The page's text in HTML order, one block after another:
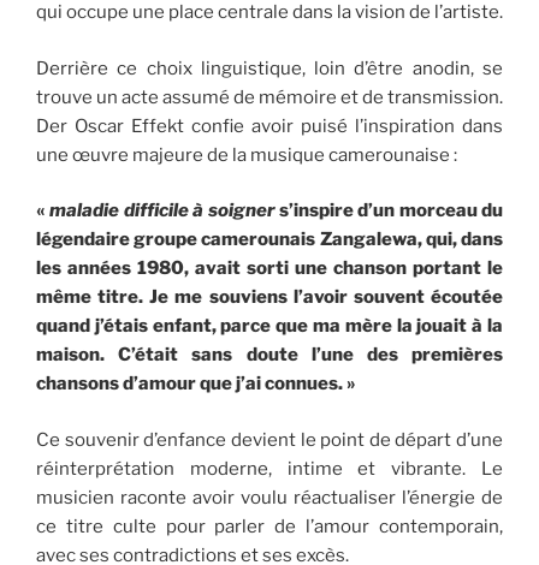
qui occupe une place centrale dans la vision de l’artiste.
Derrière ce choix linguistique, loin d’être anodin, se
trouve un acte assumé de mémoire et de transmission.
Der Oscar Effekt confie avoir puisé l’inspiration dans
une œuvre majeure de la musique camerounaise :
«maladie difficile à soigners’inspire d’un morceau du
légendaire groupe camerounais Zangalewa, qui, dans
les années 1980, avait sorti une chanson portant le
même titre. Je me souviens l’avoir souvent écoutée
quand j’étais enfant, parce que ma mère la jouait à la
maison. C’était sans doute l’une des premières
chansons d’amour que j’ai connues. »
Ce souvenir d’enfance devient le point de départ d’une
réinterprétation moderne, intime et vibrante. Le
musicien raconte avoir voulu réactualiser l’énergie de
ce titre culte pour parler de l’amour contemporain,
avec ses contradictions et ses excès.